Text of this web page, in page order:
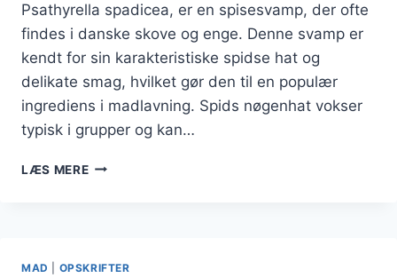
Psathyrella spadicea, er en spisesvamp, der ofte
findes i danske skove og enge. Denne svamp er
kendt for sin karakteristiske spidse hat og
delikate smag, hvilket gør den til en populær
ingrediens i madlavning. Spids nøgenhat vokser
typisk i grupper og kan…
LÆS MERESPIDS
MAD OPSKRIFTER